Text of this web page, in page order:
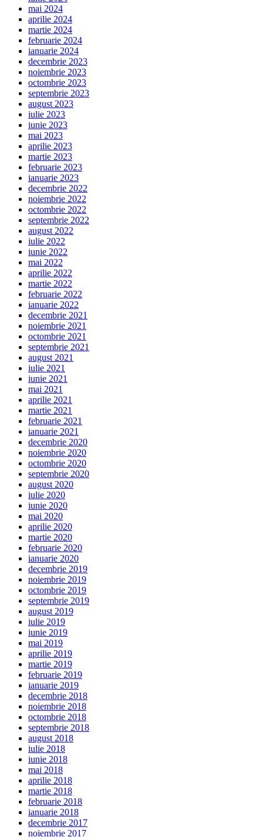
mai 2024
aprilie 2024
martie 2024
februarie 2024
ianuarie 2024
decembrie 2023
noiembrie 2023
octombrie 2023
septembrie 2023
august 2023
iulie 2023
iunie 2023
mai 2023
aprilie 2023
martie 2023
februarie 2023
ianuarie 2023
decembrie 2022
noiembrie 2022
octombrie 2022
septembrie 2022
august 2022
iulie 2022
iunie 2022
mai 2022
aprilie 2022
martie 2022
februarie 2022
ianuarie 2022
decembrie 2021
noiembrie 2021
octombrie 2021
septembrie 2021
august 2021
iulie 2021
iunie 2021
mai 2021
aprilie 2021
martie 2021
februarie 2021
ianuarie 2021
decembrie 2020
noiembrie 2020
octombrie 2020
septembrie 2020
august 2020
iulie 2020
iunie 2020
mai 2020
aprilie 2020
martie 2020
februarie 2020
ianuarie 2020
decembrie 2019
noiembrie 2019
octombrie 2019
septembrie 2019
august 2019
iulie 2019
iunie 2019
mai 2019
aprilie 2019
martie 2019
februarie 2019
ianuarie 2019
decembrie 2018
noiembrie 2018
octombrie 2018
septembrie 2018
august 2018
iulie 2018
iunie 2018
mai 2018
aprilie 2018
martie 2018
februarie 2018
ianuarie 2018
decembrie 2017
noiembrie 2017